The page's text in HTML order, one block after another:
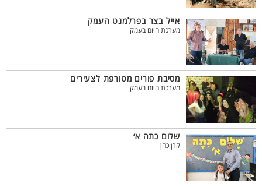
אייל בצר בפרלמנט העמק
מערכת היום בעמק
מסיבת פורים מטורפת לצעירים
מערכת היום בעמק
שלום כתה א׳
קרן כהן